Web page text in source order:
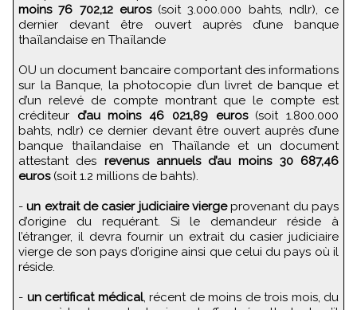
moins 76 702,12 euros(soit 3.000.000 bahts, ndlr), ce
dernier devant être ouvert auprès d’une banque
thaïlandaise en Thaïlande
OU un document bancaire comportant des informations
sur la Banque, la photocopie d’un livret de banque et
d’un relevé de compte montrant que le compte est
créditeur d’au moins 46 021,89 euros(soit 1.800.000
bahts, ndlr) ce dernier devant être ouvert auprès d’une
banque thaïlandaise en Thaïlande et un document
attestant des revenus annuels d’au moins 30 687,46
euros(soit 1.2 millions de bahts).
- un extrait de casier judiciaire viergeprovenant du pays
d’origine du requérant. Si le demandeur réside à
l’étranger, il devra fournir un extrait du casier judiciaire
vierge de son pays d’origine ainsi que celui du pays où il
réside.
- un certificat médical, récent de moins de trois mois, du